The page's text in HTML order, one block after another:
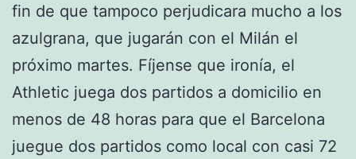
fin de que tampoco perjudicara mucho a los
azulgrana, que jugarán con el Milán el
próximo martes. Fíjense que ironía, el
Athletic juega dos partidos a domicilio en
menos de 48 horas para que el Barcelona
juegue dos partidos como local con casi 72